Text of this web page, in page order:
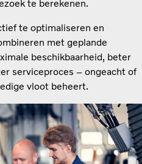
te berekenen.
te optimaliseren en
met geplande
beschikbaarheid, beter
serviceproces – ongeacht of
vloot beheert.